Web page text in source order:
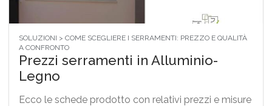
SOLUZIONI > COME SCEGLIERE I SERRAMENTI: PREZZO E QUALITÀ
A CONFRONTO
Prezzi serramenti in Alluminio-
Legno
Ecco le schede prodotto con relativi prezzi e misure